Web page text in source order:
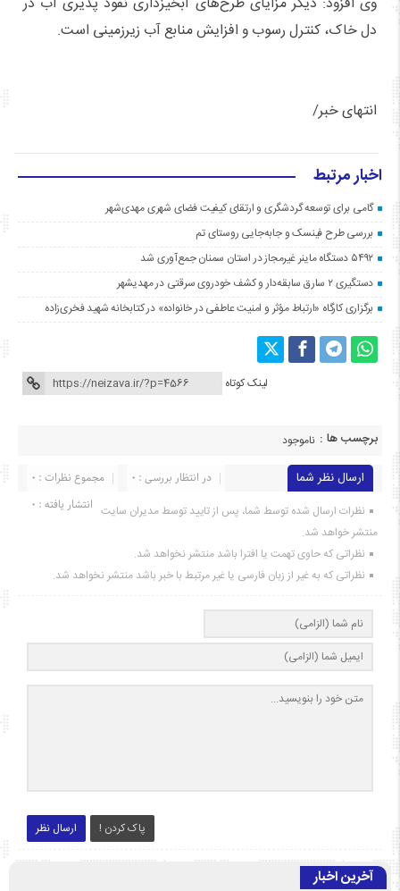
دل خاک، کنترل رسوب و افزایش منابع آب زیرزمینی است.
انتهای خبر/
اخبار مرتبط
گامی برای توسعه گردشگری و ارتقای کیفیت فضای شهری مهدی‌شهر
بررسی طرح فینسک و جابه‌جایی روستای تم
۵۴۹۲ دستگاه ماینر غیرمجاز در استان سمنان جمع‌آوری شد
دستگیری ۲ سارق سابقه‌دار و کشف خودروی سرقتی در مهدیشهر
برگزاری کارگاه «ارتباط مؤثر و امنیت عاطفی در خانواده» در کتابخانه شهید فخری‌زاده
لینک کوتاه
برچسب ها : ناموجود
ارسال نظر شما مجموع نظرات : 0
در انتظار بررسی : 0
انتشار یافته : ۰ نظرات ارسال شده توسط شما، پس از تایید توسط مدیران سایت
منتشر خواهد شد.
نظراتی که حاوی تهمت یا افترا باشد منتشر نخواهد شد.
نظراتی که به غیر از زبان فارسی یا غیر مرتبط با خبر باشد منتشر نخواهد شد.
ارسال نظر پاک کردن !
آخرین اخبار